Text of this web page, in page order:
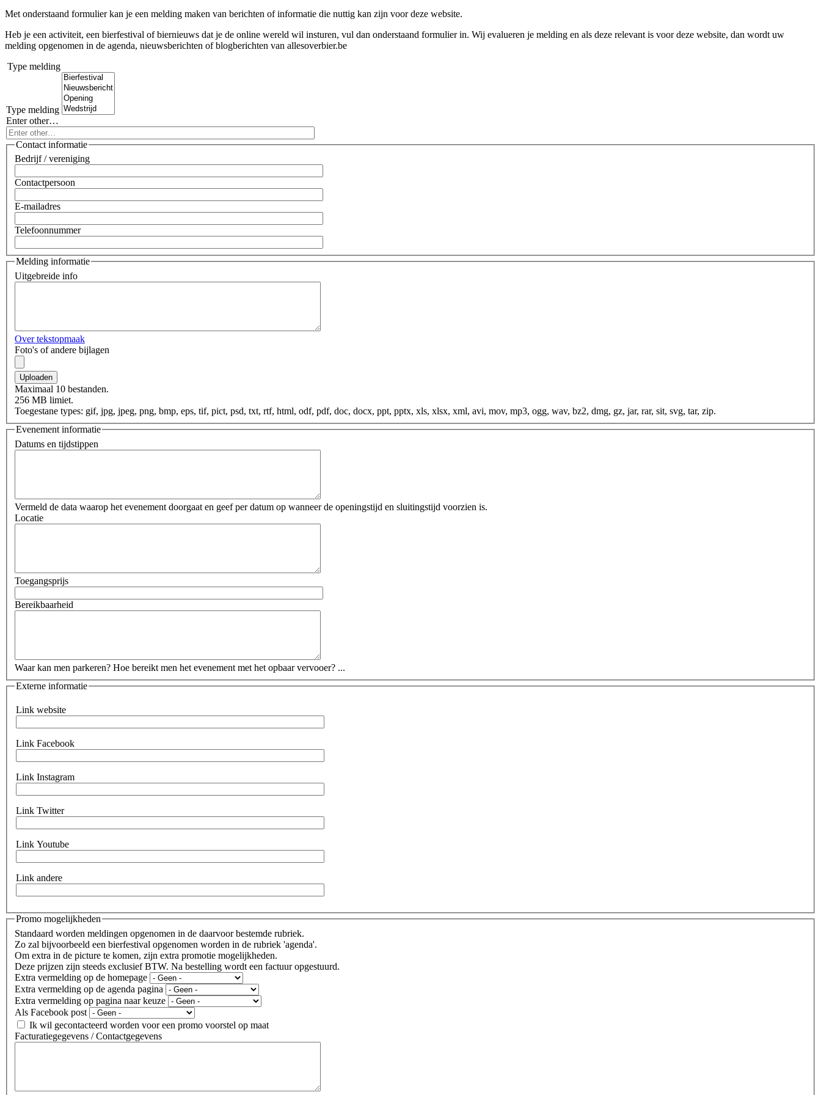
Met onderstaand formulier kan je een melding maken van berichten of informatie die nuttig kan zijn voor deze website.
Heb je een activiteit, een bierfestival of biernieuws dat je de online wereld wil insturen, vul dan onderstaand formulier in. Wij evalueren je melding en als deze relevant is voor deze website, dan wordt uw
melding opgenomen in de agenda, nieuwsberichten of blogberichten van allesoverbier.be
Type melding
Type melding
Enter other…
Contact informatie
Bedrijf / vereniging
Contactpersoon
E-mailadres
Telefoonnummer
Melding informatie
Uitgebreide info
Over tekstopmaak
Foto's of andere bijlagen
Maximaal 10 bestanden.
256 MB limiet.
Toegestane types: gif, jpg, jpeg, png, bmp, eps, tif, pict, psd, txt, rtf, html, odf, pdf, doc, docx, ppt, pptx, xls, xlsx, xml, avi, mov, mp3, ogg, wav, bz2, dmg, gz, jar, rar, sit, svg, tar, zip.
Evenement informatie
Datums en tijdstippen
Vermeld de data waarop het evenement doorgaat en geef per datum op wanneer de openingstijd en sluitingstijd voorzien is.
Locatie
Toegangsprijs
Bereikbaarheid
Waar kan men parkeren? Hoe bereikt men het evenement met het opbaar vervooer? ...
Externe informatie
Link
Link website
Link
Link Facebook
Link
Link Instagram
Link
Link Twitter
Link
Link Youtube
Link
Link andere
Promo mogelijkheden
Standaard worden meldingen opgenomen in de daarvoor bestemde rubriek.
Zo zal bijvoorbeeld een bierfestival opgenomen worden in de rubriek 'agenda'.
Om extra in de picture te komen, zijn extra promotie mogelijkheden.
Deze prijzen zijn steeds exclusief BTW. Na bestelling wordt een factuur opgestuurd.
Extra vermelding op de homepage
Extra vermelding op de agenda pagina
Extra vermelding op pagina naar keuze
Als Facebook post
Ik wil gecontacteerd worden voor een promo voorstel op maat
Facturatiegegevens / Contactgegevens